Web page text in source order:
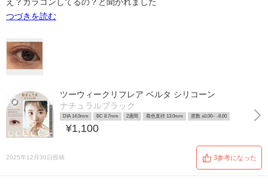
つづきを読む
ツーウィークリフレア ベルタ シリコーン
ナチュラルブラック
DIA 14.0mm BC 8.7mm 2週間 着色直径 13.0mm 度数 ±0.00~ -8.00
¥1,100
2025年12月30日投稿 3参考になった